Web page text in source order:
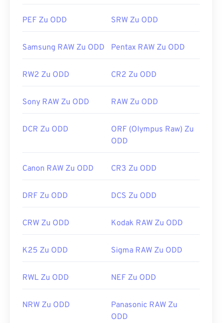
Linux/Unix versuchen Sie esmit darktable
Entwickelt von: Adobe Inc.
https://en.wikipedia.org/wiki/Digital_Negative
PEF Zu ODD SRW Zu ODD
Samsung RAW Zu ODD Pentax RAW Zu ODD
RW2 Zu ODD CR2 Zu ODD
Sony RAW Zu ODD RAW Zu ODD
DCR Zu ODD
ORF (Olympus Raw) Zu
ODD
Canon RAW Zu ODD CR3 Zu ODD
DRF Zu ODD DCS Zu ODD
CRW Zu ODD Kodak RAW Zu ODD
K25 Zu ODD Sigma RAW Zu ODD
RWL Zu ODD NEF Zu ODD
NRW Zu ODD
Panasonic RAW Zu
ODD